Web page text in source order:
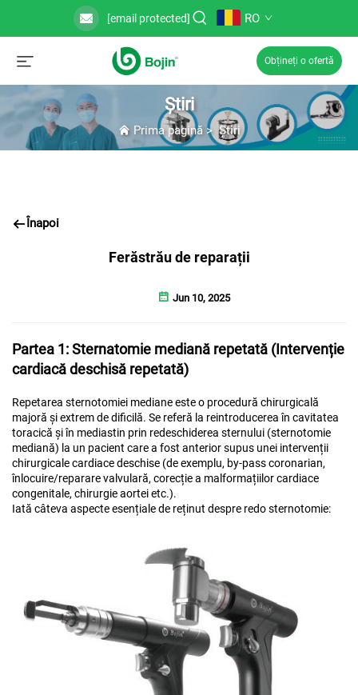
[email protected] RO
Obțineți o ofertă
Știri
Prima pagină>Știri
Înapoi
Ferăstrău de reparații
Jun 10, 2025
Partea 1: Sternatomie mediană repetată (Intervenție
cardiacă deschisă repetată)
Repetarea sternotomiei mediane este o procedură chirurgicală
majoră și extrem de dificilă. Se referă la reintroducerea în cavitatea
toracică și în mediastin prin redeschiderea sternului (sternotomie
mediană) la un pacient care a fost anterior supus unei intervenții
chirurgicale cardiace deschise (de exemplu, by-pass coronarian,
înlocuire/reparare valvulară, corecție a malformațiilor cardiace
congenitale, chirurgie aortei etc.).
Iată câteva aspecte esențiale de reținut despre redo sternotomie: